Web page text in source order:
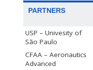
PARTNERS
USP – Univesity of
São Paulo
CFAA – Aeronautics
Advanced